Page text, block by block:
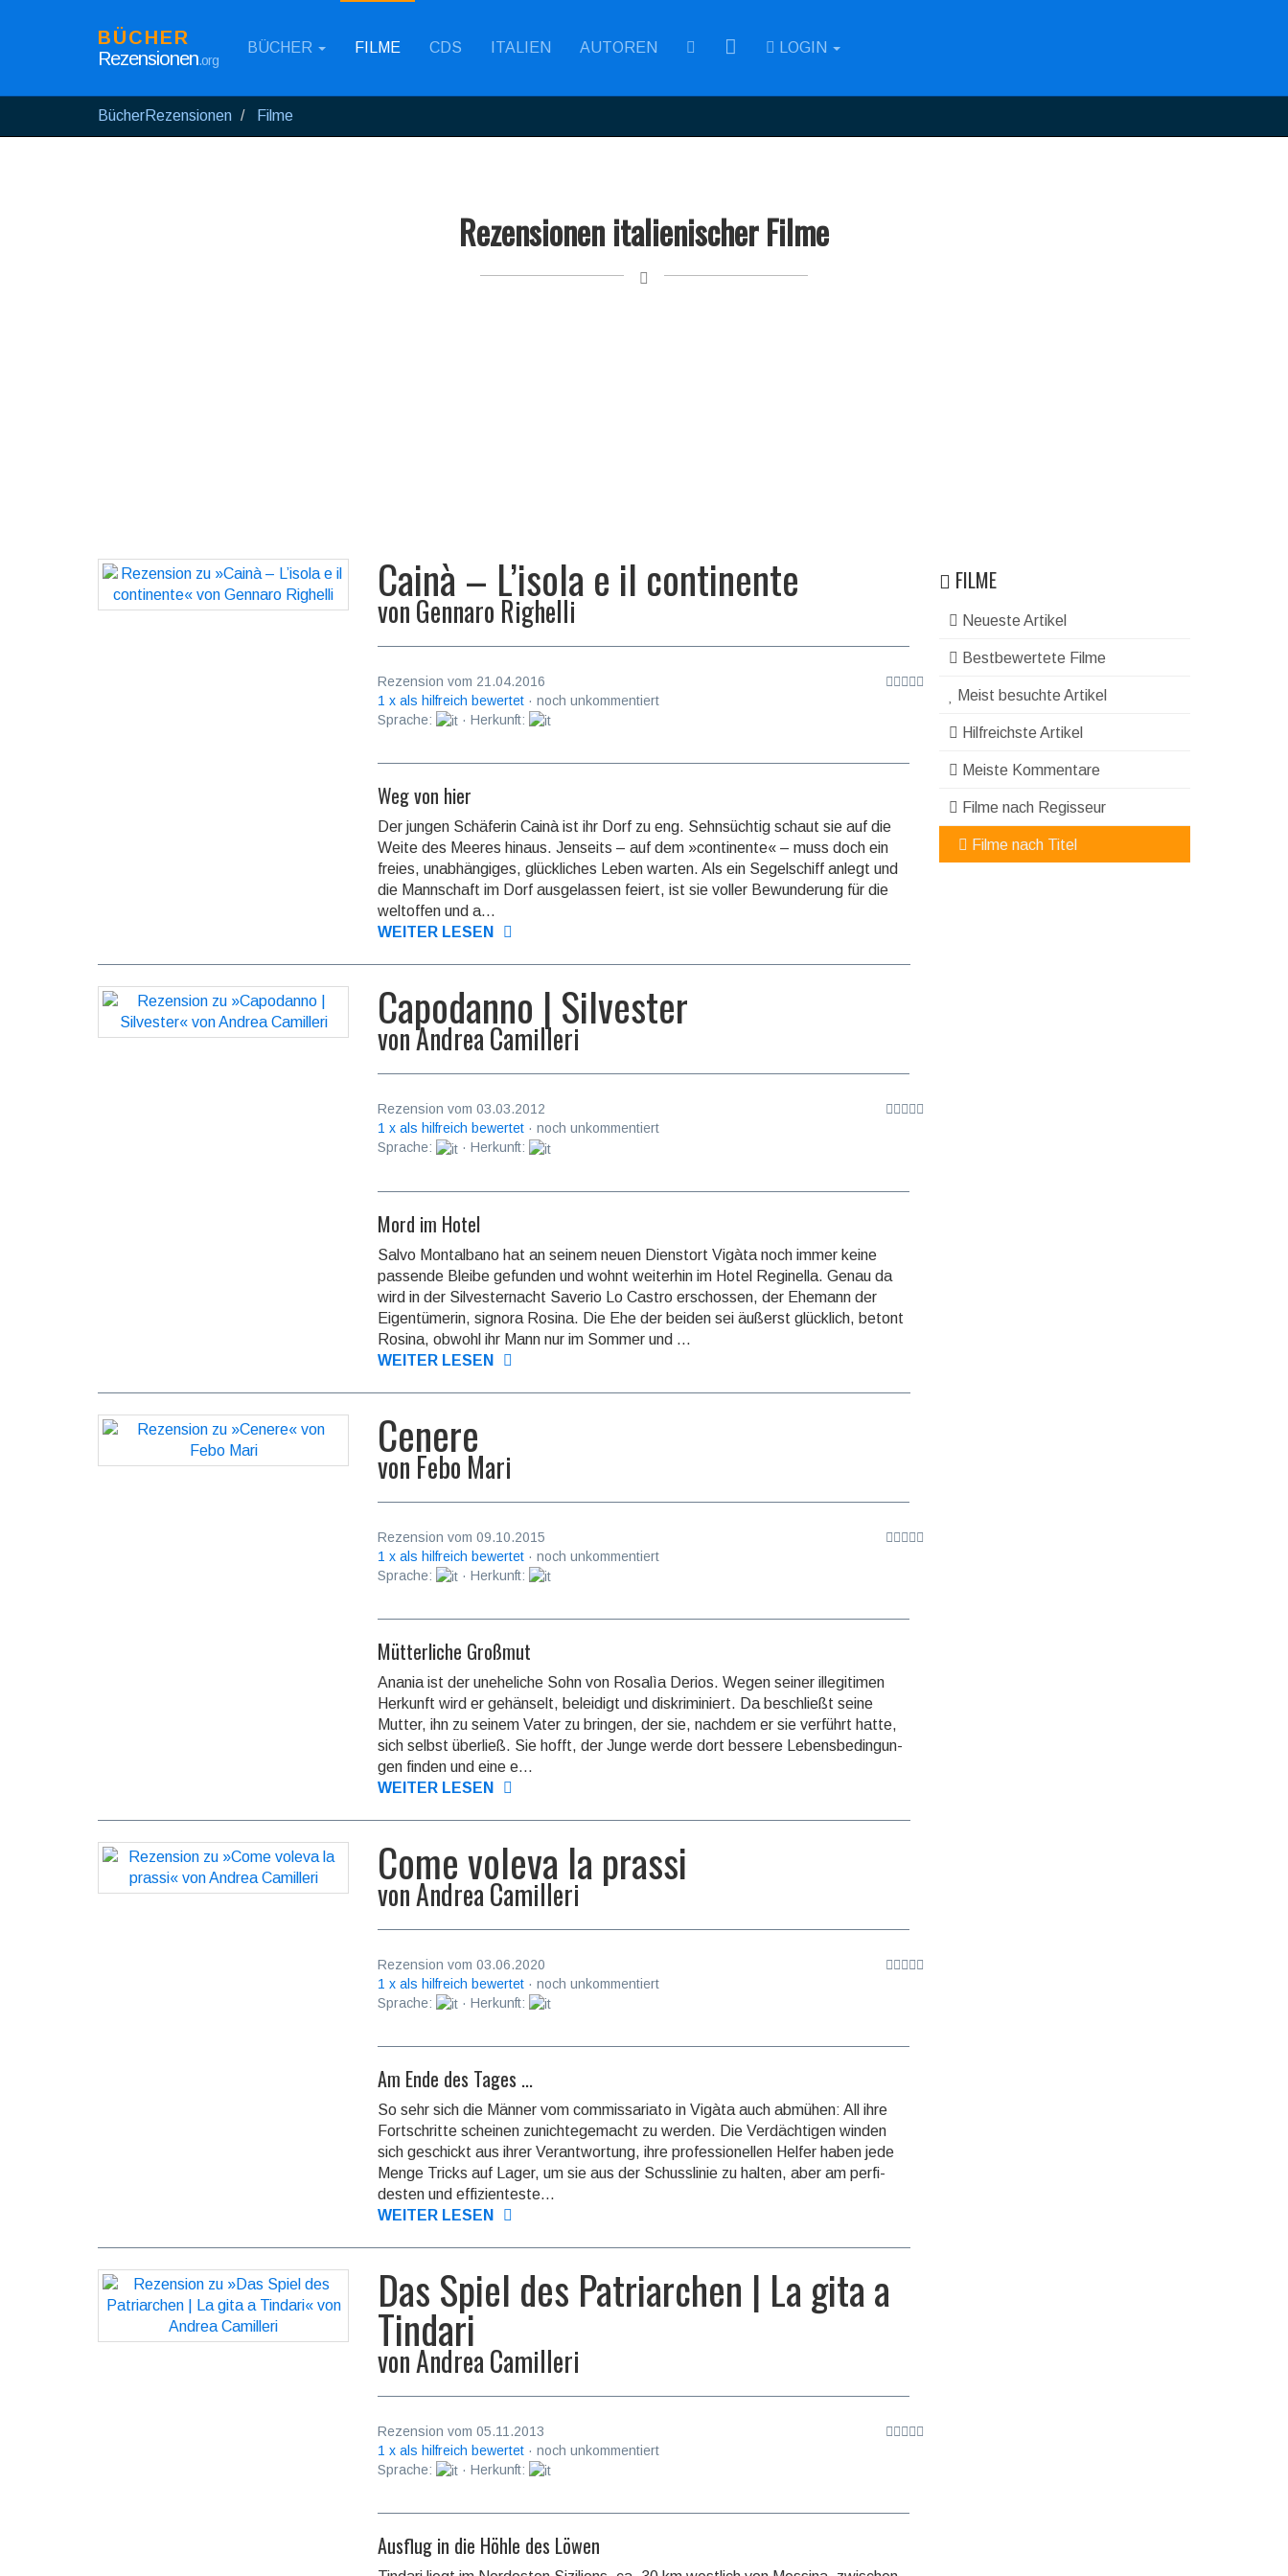
BÜCHER
Rezensionen.org
BÜCHER FILME CDS ITALIEN AUTOREN RSS LOGIN
BücherRezensionen Filme
Rezensionen italienischer Filme
FILME
Neueste Artikel
Bestbewertete Filme
Meist besuchte Artikel
Hilfreichste Artikel
Meiste Kommentare
Filme nach Regisseur
Filme nach Titel
Cainà – L’isola e il continente
vonGennaro Righelli
Rezension vom 21.04.2016
1 x als hilfreich bewertet · noch unkommentiert
Sprache:
· Herkunft:
Weg von hier
Der jungen Schäferin Cainà ist ihr Dorf zu eng. Sehnsüchtig schaut sie auf die
Weite des Meeres hinaus. Jenseits – auf dem »continente« – muss doch ein
freies, unab­hängi­ges, glückliches Leben warten. Als ein Segel­schiff anlegt und
die Mann­schaft im Dorf ausge­lassen feiert, ist sie voller Bewun­derung für die
welt­offen und a...
WEITER LESEN
Capodanno | Silvester
vonAndrea Camilleri
Rezension vom 03.03.2012
1 x als hilfreich bewertet · noch unkommentiert
Sprache:
· Herkunft:
Mord im Hotel
Salvo Montalbano hat an seinem neuen Dienstort Vigàta noch immer keine
passende Bleibe gefunden und wohnt weiterhin im Hotel Reginella. Genau da
wird in der Silvester­nacht Saverio Lo Castro erschossen, der Ehemann der
Eigen­tüme­rin, signora Rosina. Die Ehe der beiden sei äußerst glücklich, betont
Rosina, obwohl ihr Mann nur im Sommer und ...
WEITER LESEN
Cenere
von Febo Mari
Rezension vom 09.10.2015
1 x als hilfreich bewertet · noch unkommentiert
Sprache:
· Herkunft:
Mütterliche Großmut
Anania ist der uneheliche Sohn von Rosalìa Derios. Wegen seiner illegiti­men
Herkunft wird er ge­hänselt, belei­digt und dis­krimi­niert. Da beschließt seine
Mutter, ihn zu seinem Vater zu bringen, der sie, nachdem er sie verführt hatte,
sich selbst überließ. Sie hofft, der Junge werde dort bessere Lebens­bedingun­
gen finden und eine e...
WEITER LESEN
Come voleva la prassi
vonAndrea Camilleri
Rezension vom 03.06.2020
1 x als hilfreich bewertet · noch unkommentiert
Sprache:
· Herkunft:
Am Ende des Tages ...
So sehr sich die Männer vom commissariato in Vigàta auch abmühen: All ihre
Fort­schritte scheinen zunichte­gemacht zu werden. Die Verdäch­tigen winden
sich geschickt aus ihrer Ver­antwor­tung, ihre pro­fessio­nellen Helfer haben jede
Menge Tricks auf Lager, um sie aus der Schuss­linie zu halten, aber am perfi­
desten und effizien­teste...
WEITER LESEN
Das Spiel des Patriarchen | La gita a
Tindari
vonAndrea Camilleri
Rezension vom 05.11.2013
1 x als hilfreich bewertet · noch unkommentiert
Sprache:
· Herkunft:
Ausflug in die Höhle des Löwen